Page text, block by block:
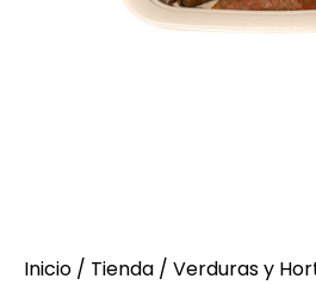
Inicio / Tienda / Verduras y